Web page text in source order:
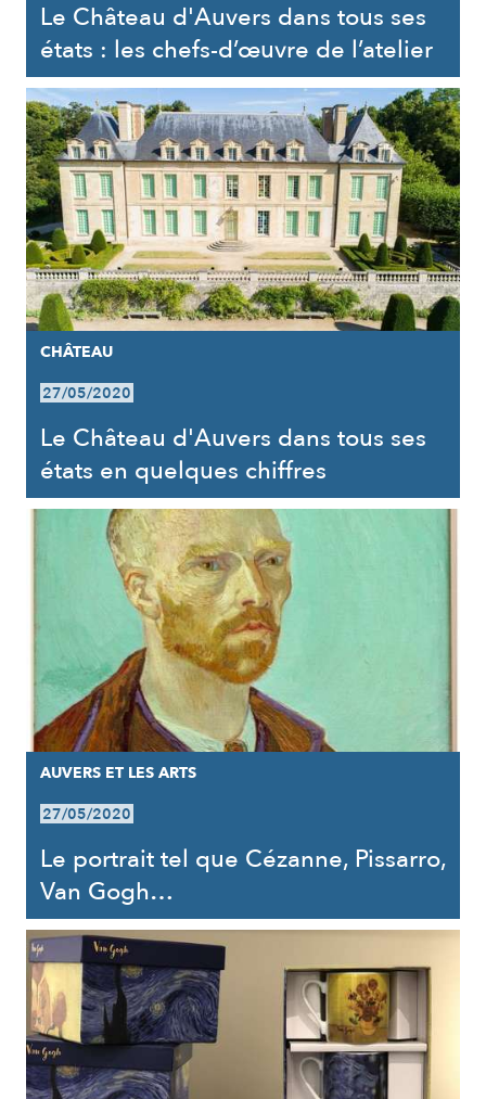
Le Château d'Auvers dans tous ses
états : les chefs-d’œuvre de l’atelier
CHÂTEAU
27/05/2020
Le Château d'Auvers dans tous ses
états en quelques chiffres
AUVERS ET LES ARTS
27/05/2020
Le portrait tel que Cézanne, Pissarro,
Van Gogh…